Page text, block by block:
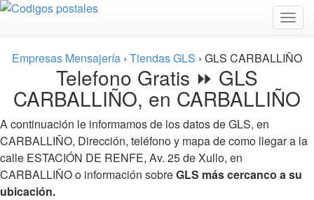
Empresas Mensajería › Tiendas GLS › GLS CARBALLIÑO
Telefono Gratis ⏩ GLS
CARBALLIÑO, en CARBALLIÑO
A continuación le informamos de los datos de GLS, en
CARBALLIÑO, Dirección, teléfono y mapa de como llegar a la
calle ESTACIÓN DE RENFE, Av. 25 de Xullo, en
CARBALLIÑO o información sobreGLS más cercanco a su
ubicación.